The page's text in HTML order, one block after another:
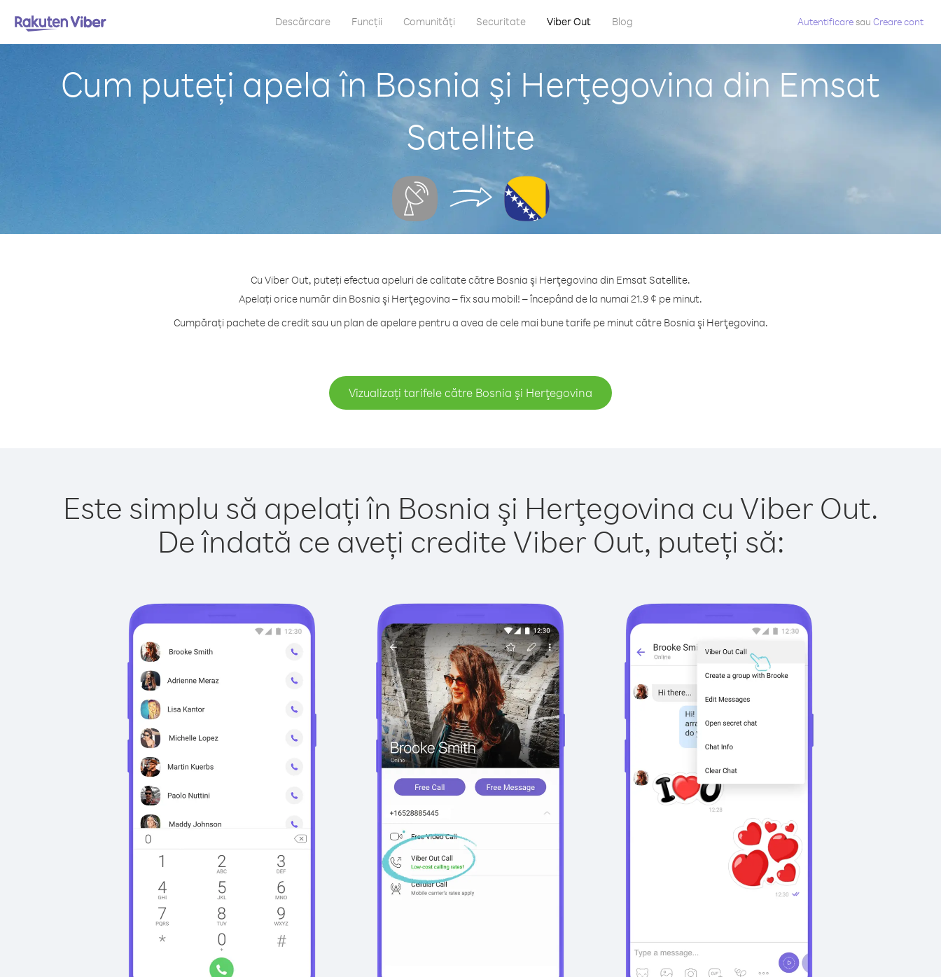
Descărcare Funcții Comunități Securitate Viber Out Blog Autentificaresau Creare cont
Cum puteți apela în Bosnia şi Herţegovina din Emsat
Satellite
Cu Viber Out, puteți efectua apeluri de calitate către Bosnia şi Herţegovina din Emsat Satellite.
Apelați orice număr din Bosnia şi Herţegovina – fix sau mobil! – începând de la numai 21.9 ¢ pe minut.
Cumpărați pachete de credit sau un plan de apelare pentru a avea de cele mai bune tarife pe minut către Bosnia şi Herţegovina.
Vizualizați tarifele către Bosnia şi Herţegovina
Este simplu să apelați în Bosnia şi Herţegovina cu Viber Out.
De îndată ce aveți credite Viber Out, puteți să: